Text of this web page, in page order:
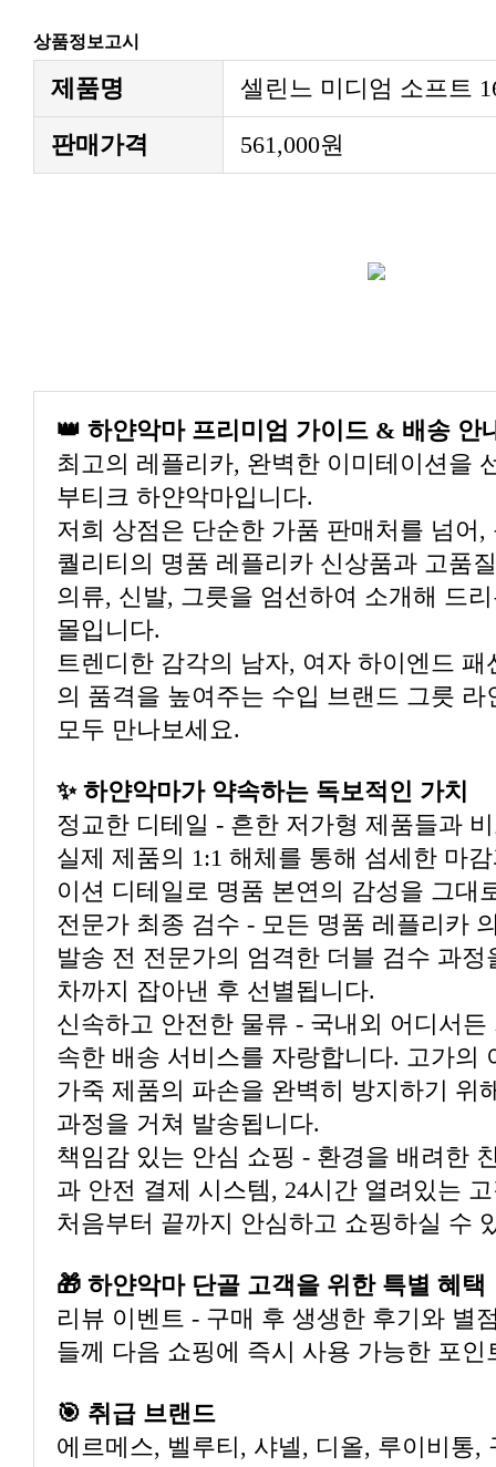
상품정보고시
제품명 셀린느 미디엄 소프트
판매가격 561,000원
👑 하얀악마 프리미엄 가이드 & 배송 안
부티크 하얀악마입니다.
몰입니다.
모두 만나보세요.
✨ 하얀악마가 약속하는 독보적인 가치
이션 디테일로 명품 본연의 감성을 그대
차까지 잡아낸 후 선별됩니다.
과정을 거쳐 발송됩니다.
처음부터 끝까지 안심하고 쇼핑하실 수
🎁 하얀악마 단골 고객을 위한 특별 혜택
들께 다음 쇼핑에 즉시 사용 가능한 포인
🎯 취급 브랜드